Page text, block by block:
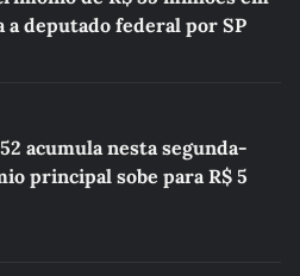
a deputado federal por SP
acumula nesta segunda-
principal sobe para R$ 5